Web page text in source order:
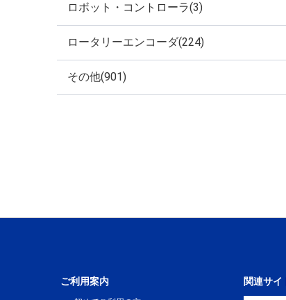
ロボット・コントローラ(3)
ロータリーエンコーダ(224)
その他(901)
ご利用案内 関連サイ